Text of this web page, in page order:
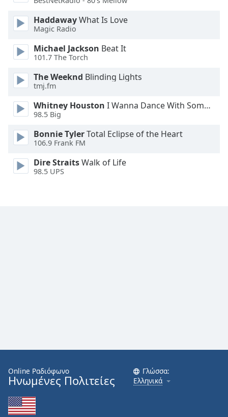
Text
Edge
Style
Font
Dialog
End
HaddawayWhat Is Love
Magic Radio
Michael Jackson Beat It
101.7 The Torch
The Weeknd Blinding Lights
tmj.fm
Whitney Houston I Wanna Dance With Somebody
98.5 Big
Bonnie TylerTotal Eclipse of the Heart
106.9 Frank FM
Dire StraitsWalk of Life
98.5 UPS
Online Ραδιόφωνο
Ηνωμένες Πολιτείες
Γλώσσα:
Ελληνικά